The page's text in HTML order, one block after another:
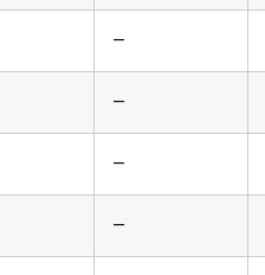
—
—
—
—